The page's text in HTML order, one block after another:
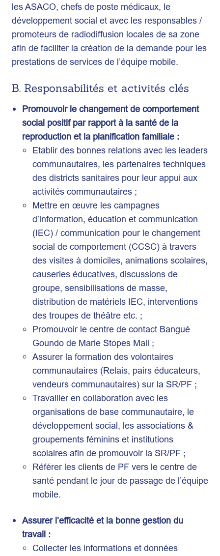
les ASACO, chefs de poste médicaux, le
développement social et avec les responsables /
promoteurs de radiodiffusion locales de sa zone
afin de faciliter la création de la demande pour les
prestations de services de l’équipe mobile.
B. Responsabilités et activités clés
Promouvoir le changement de comportement
social positif par rapport à la santé de la
reproduction et la planification familiale :
Etablir des bonnes relations avec les leaders
communautaires, les partenaires techniques
des districts sanitaires pour leur appui aux
activités communautaires ;
Mettre en œuvre les campagnes
d’information, éducation et communication
(IEC) / communication pour le changement
social de comportement (CCSC) à travers
des visites à domiciles, animations scolaires,
causeries éducatives, discussions de
groupe, sensibilisations de masse,
distribution de matériels IEC, interventions
des troupes de théâtre etc. ;
Promouvoir le centre de contact Bangué
Goundo de Marie Stopes Mali ;
Assurer la formation des volontaires
communautaires (Relais, pairs éducateurs,
vendeurs communautaires) sur la SR/PF ;
Travailler en collaboration avec les
organisations de base communautaire, le
développement social, les associations &
groupements féminins et institutions
scolaires afin de promouvoir la SR/PF ;
Référer les clients de PF vers le centre de
santé pendant le jour de passage de l’équipe
mobile.
Assurer l’efficacité et la bonne gestion du
travail :
Collecter les informations et données